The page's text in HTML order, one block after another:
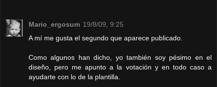
Mario_ergosum 19/8/09, 9:25
A mí me gusta el segundo que aparece publicado.
Como algunos han dicho, yo también soy pésimo en el
diseño, pero me apunto a la votación y en todo caso a
ayudarte con lo de la plantilla.